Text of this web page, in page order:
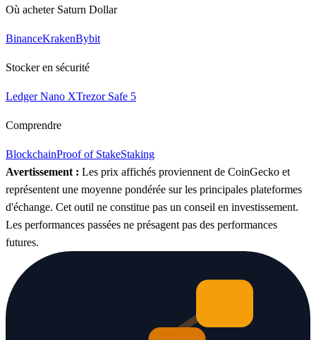
Où acheter Saturn Dollar
BinanceKrakenBybit
Stocker en sécurité
Ledger Nano XTrezor Safe 5
Comprendre
BlockchainProof of StakeStaking
Avertissement : Les prix affichés proviennent de CoinGecko et
représentent une moyenne pondérée sur les principales plateformes
d'échange. Cet outil ne constitue pas un conseil en investissement.
Les performances passées ne présagent pas des performances
futures.